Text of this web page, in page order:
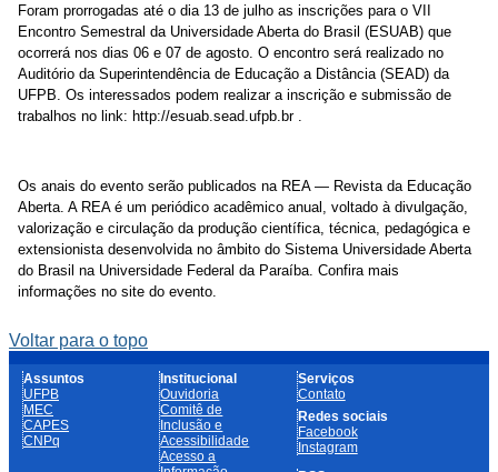
Foram prorrogadas até o dia 13 de julho as inscrições para o VII
Encontro Semestral da Universidade Aberta do Brasil (ESUAB) que
ocorrerá nos dias 06 e 07 de agosto. O encontro será realizado no
Auditório da Superintendência de Educação a Distância (SEAD) da
UFPB. Os interessados podem realizar a inscrição e submissão de
trabalhos no link: http://esuab.sead.ufpb.br .
Os anais do evento serão publicados na REA — Revista da Educação
Aberta. A REA é um periódico acadêmico anual, voltado à divulgação,
valorização e circulação da produção científica, técnica, pedagógica e
extensionista desenvolvida no âmbito do Sistema Universidade Aberta
do Brasil na Universidade Federal da Paraíba. Confira mais
informações no site do evento.
Voltar para o topo
Assuntos
UFPB
MEC
CAPES
CNPq
Institucional
Ouvidoria
Comitê de
Inclusão e
Acessibilidade
Acesso a
Serviços
Contato
Redes sociais
Facebook
Instagram